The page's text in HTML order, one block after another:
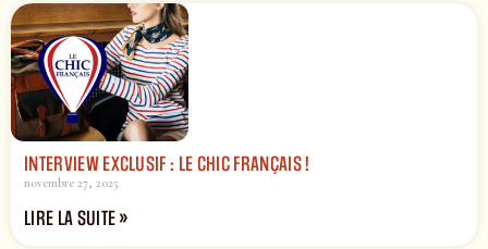
INTERVIEW EXCLUSIF : LE CHIC FRANÇAIS !
novembre 27, 2025
LIRE LA SUITE »